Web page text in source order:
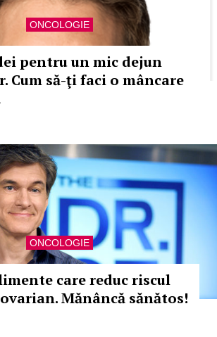
ONCOLOGIE
pentru un mic dejun
Cum să-ţi faci o mâncare
ONCOLOGIE
care reduc riscul
Mănâncă sănătos!